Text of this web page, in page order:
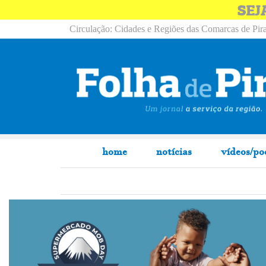
Circulação: Cidades e Regiões das Comarcas de
home notícias vídeos/